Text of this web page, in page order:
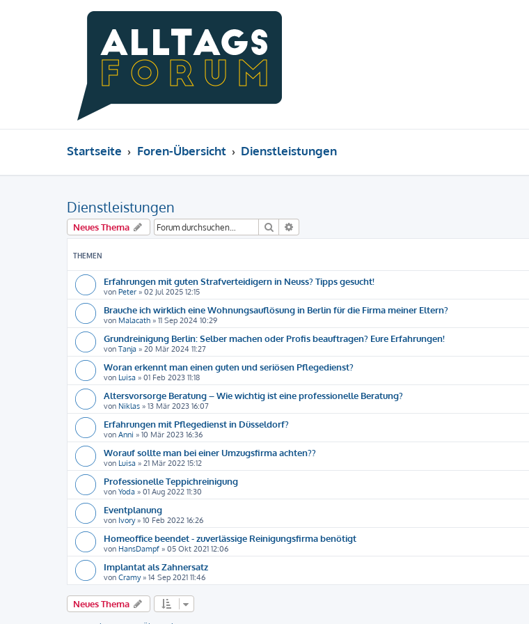
Startseite Foren-Übersicht Dienstleistungen
Dienstleistungen
Neues Thema Suche
THEMEN
Erfahrungen mit guten Strafverteidigern in Neuss? Tipps gesucht!
von Peter » 02 Jul 2025 12:15
Brauche ich wirklich eine Wohnungsauflösung in Berlin für die Firma meiner Eltern?
von Malacath » 11 Sep 2024 10:29
Grundreinigung Berlin: Selber machen oder Profis beauftragen? Eure Erfahrungen!
von Tanja » 20 Mär 2024 11:27
Woran erkennt man einen guten und seriösen Pflegedienst?
von Luisa » 01 Feb 2023 11:18
Altersvorsorge Beratung – Wie wichtig ist eine professionelle Beratung?
von Niklas » 13 Mär 2023 16:07
Erfahrungen mit Pflegedienst in Düsseldorf?
von Anni » 10 Mär 2023 16:36
Worauf sollte man bei einer Umzugsfirma achten??
von Luisa » 21 Mär 2022 15:12
Professionelle Teppichreinigung
von Yoda » 01 Aug 2022 11:30
Eventplanung
von Ivory» 10 Feb 2022 16:26
Homeoffice beendet - zuverlässige Reinigungsfirma benötigt
von HansDampf » 05 Okt 2021 12:06
Implantat als Zahnersatz
von Cramy» 14 Sep 2021 11:46
Neues Thema